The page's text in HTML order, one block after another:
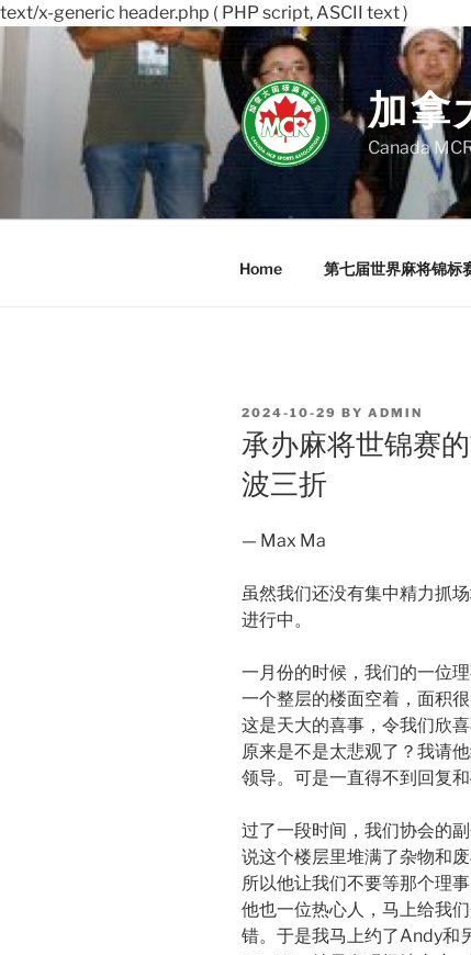
text/x-generic header.php ( PHP script, ASCII text )
加拿
Canada
Home 第七届世界麻将锦标
POSTED
ON
2024-10-29 BY ADMIN
承办麻将世锦赛
波三折
— Max Ma
虽然我们还没有集中精力抓
进行中。
一月份的时候，我们的一位
一个整层的楼面空着，面积
这是天大的喜事，令我们欣
原来是不是太悲观了？我请
领导。可是一直得不到回复和
过了一段时间，我们协会的
说这个楼层里堆满了杂物和
所以他让我们不要等那个理
他也一位热心人，马上给我
错。于是我马上约了Andy和